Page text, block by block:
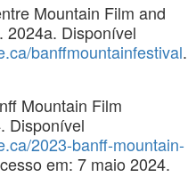
Mountain Film and
2024a. Disponível
banffmountainfestival.
Mountain Film
Disponível
2023-banff-mountain-
em: 7 maio 2024.